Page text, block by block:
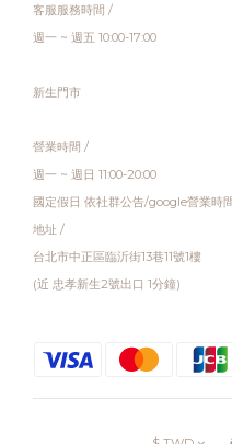
客服服務時間 /
週一 ~ 週五 10:00-17:00
新生門市
營業時間 /
週一 ~ 週日 11:00-20:00
國定假日 依社群公告/google營業時
地址 /
台北市中正區臨沂街13巷11號1樓
(近 忠孝新生2號出口 1分鐘)